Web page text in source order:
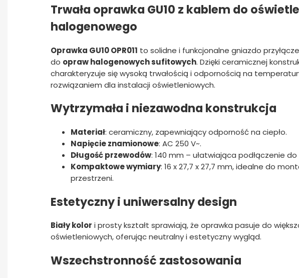
Trwała oprawka GU10 z kablem do
halogenowego
Oprawka GU10 OPR011 to solidne i funkcjonalne gniazdo
do opraw halogenowych sufitowych. Dzięki ceramicznej
charakteryzuje się wysoką trwałością i odpornością na
rozwiązaniem dla instalacji oświetleniowych.
Wytrzymała i niezawodna konstrukcja
Materiał: ceramiczny, zapewniający odporność na ciepło.
Napięcie znamionowe: AC 250 V~.
Długość przewodów: 140 mm – ułatwiająca podłączenie
Kompaktowe wymiary: 16 x 27,7 x 27,7 mm, idealne do
przestrzeni.
Estetyczny i uniwersalny design
Biały kolor i prosty kształt sprawiają, że oprawka pasuje do
oświetleniowych, oferując neutralny i estetyczny wygląd.
Wszechstronność zastosowania